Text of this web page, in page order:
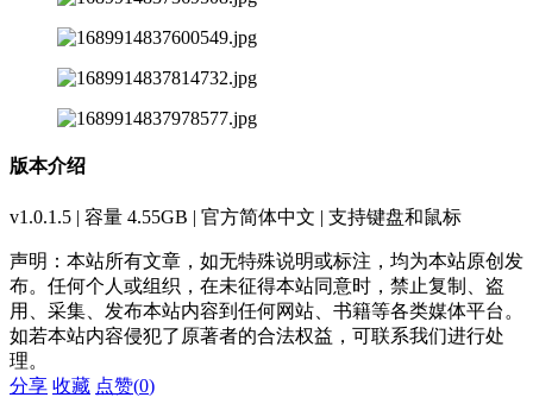
版本介绍
v1.0.1.5 | 容量 4.55GB | 官方简体中文 | 支持键盘和鼠标
声明：本站所有文章，如无特殊说明或标注，均为本站原创发
布。任何个人或组织，在未征得本站同意时，禁止复制、盗
用、采集、发布本站内容到任何网站、书籍等各类媒体平台。
如若本站内容侵犯了原著者的合法权益，可联系我们进行处
理。
分享 收藏 点赞(0)